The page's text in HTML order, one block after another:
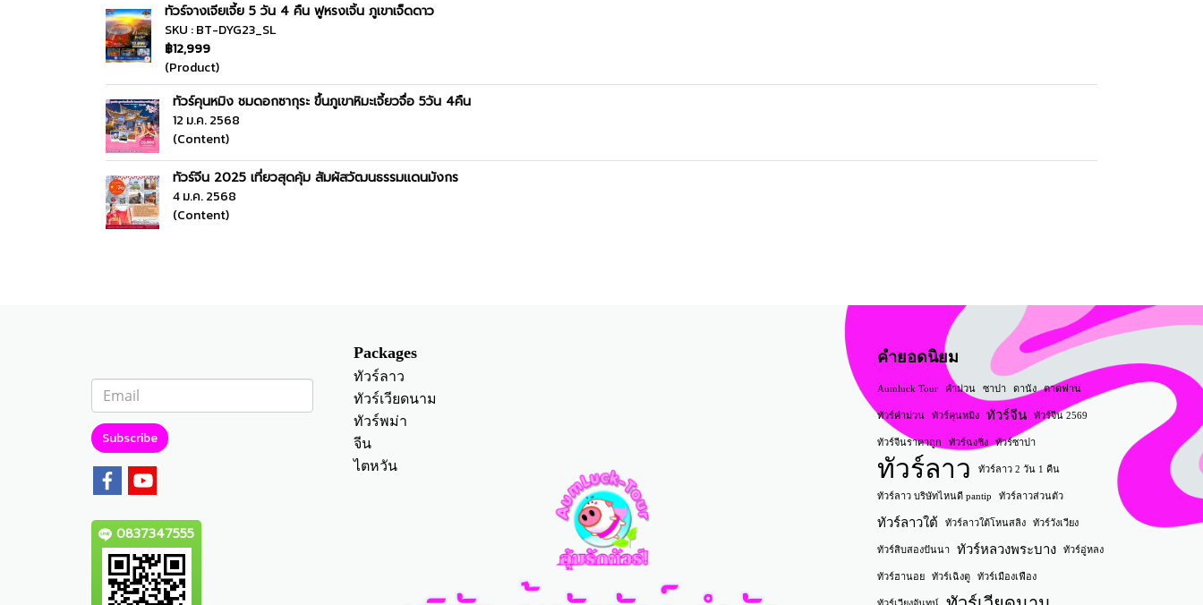
ทัวร์จางเจียเจี้ย 5 วัน 4 คืน ฟูหรงเจิ้น ภูเขาเจ็ดดาว
SKU : BT-DYG23_SL
฿12,999
(Product)
ทัวร์คุนหมิง ชมดอกซากุระ ขึ้นภูเขาหิมะเจี้ยวจื่อ 5วัน 4คืน
12 ม.ค. 2568
(Content)
ทัวร์จีน 2025 เที่ยวสุดคุ้ม สัมผัสวัฒนธรรมแดนมังกร
4 ม.ค. 2568
(Content)
Subscribe
0837347555
Packages
ทัวร์ลาว
ทัวร์เวียดนาม
ทัวร์พม่า
จีน
ไตหวัน
คำยอดนิยม
Aumluck Tour คำม่วน ซาปา ดานัง ตาดฟาน
ทัวร์คำม่วน ทัวร์คุนหมิง ทัวร์จีน ทัวร์จีน 2569
ทัวร์จีนราคาถูก ทัวร์ฉงชิ่ง ทัวร์ซาปา
ทัวร์ลาว ทัวร์ลาว 2 วัน 1 คืน
ทัวร์ลาว บริษัทไหนดี pantip ทัวร์ลาวส่วนตัว
ทัวร์ลาวใต้ ทัวร์ลาวใต้โหนสลิง ทัวร์วังเวียง
ทัวร์สิบสองปันนา ทัวร์หลวงพระบาง ทัวร์อู่หลง
ทัวร์ฮานอย ทัวร์เฉิงตู ทัวร์เมืองเฟือง
ทัวร์เวียงจันทน์